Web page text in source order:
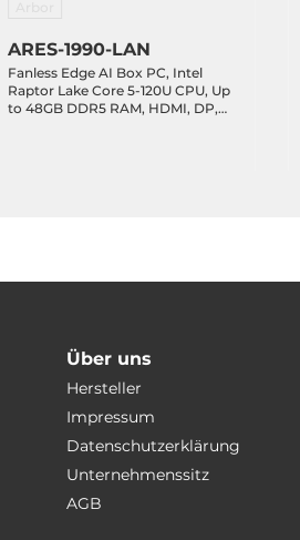
ARES-1990-LAN
Fanless Edge AI Box PC, Intel
Raptor Lake Core 5-120U CPU, Up
to 48GB DDR5 RAM, HDMI, DP,
Über uns
Hersteller
Impressum
Datenschutzerklärung
Unternehmenssitz
AGB